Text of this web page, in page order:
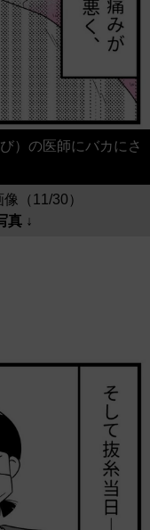
）の医師にバカにさ
（11/30）
真 ↓